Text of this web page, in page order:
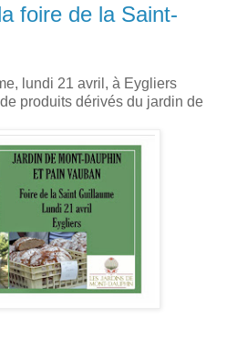
foire de la Saint-
lundi 21 avril, à Eygliers
produits dérivés du jardin de